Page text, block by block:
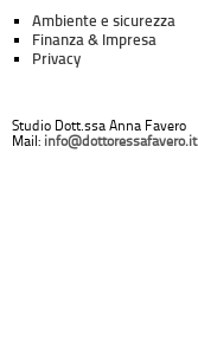
Ambiente e sicurezza
Finanza & Impresa
Privacy
Studio Dott.ssa Anna Favero
Mail: info@dottoressafavero.it